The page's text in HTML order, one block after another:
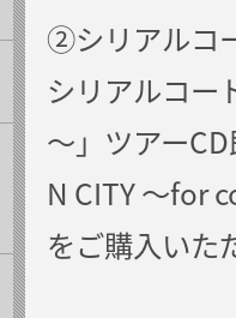
②シリアルコ
シリアルコー
～」ツアー
N CITY 〜for
をご購入いた